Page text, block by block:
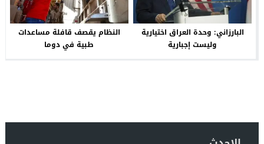
البارزاني: وحدة العراق اختيارية
وليست إجبارية
النظام يقصف قافلة مساعدات
طبية في دوما